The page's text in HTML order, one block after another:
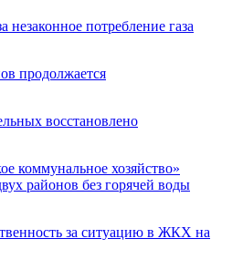
потребление газа
продолжается
восстановлено
коммунальное хозяйство»
районов без горячей воды
за ситуацию в ЖКХ на